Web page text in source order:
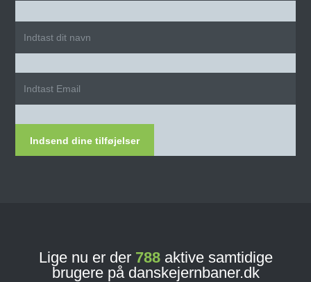
Indsend dine tilføjelser
Lige nu er der 788aktive samtidige
brugere på danskejernbaner.dk